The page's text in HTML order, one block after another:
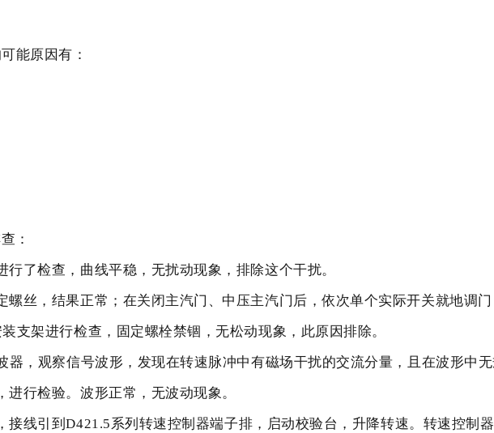
能原因有：
：
了检查，曲线平稳，无扰动现象，排除这个干扰。
丝，结果正常；在关闭主汽门、中压主汽门后，依次单个实际开关就地调门
支架进行检查，固定螺栓禁锢，无松动现象，此原因排除。
器，观察信号波形，发现在转速脉冲中有磁场干扰的交流分量，且在波形中无
行检验。波形正常，无波动现象。
线引到D421.5系列转速控制器端子排，启动校验台，升降转速。转速控制